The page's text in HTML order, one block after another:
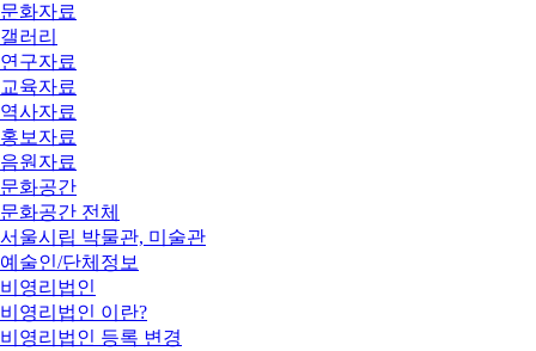
문화자료
갤러리
연구자료
교육자료
역사자료
홍보자료
음원자료
문화공간
문화공간 전체
서울시립 박물관, 미술관
예술인/단체정보
비영리법인
비영리법인 이란?
비영리법인 등록 변경